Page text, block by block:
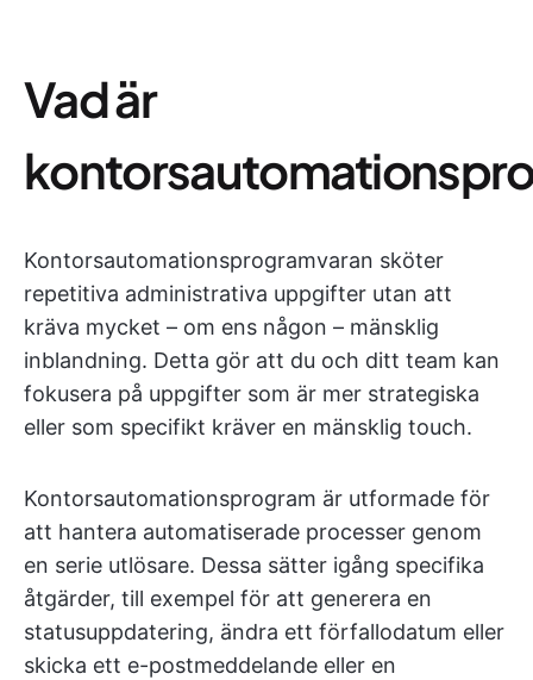
Vad är
Kontorsautomationsprogramvaran sköter
repetitiva administrativa uppgifter utan att
kräva mycket – om ens någon – mänsklig
inblandning. Detta gör att du och ditt team kan
fokusera på uppgifter som är mer strategiska
eller som specifikt kräver en mänsklig touch.
Kontorsautomationsprogram är utformade för
att hantera automatiserade processer genom
en serie utlösare. Dessa sätter igång specifika
åtgärder, till exempel för att generera en
statusuppdatering, ändra ett förfallodatum eller
skicka ett e-postmeddelande eller en